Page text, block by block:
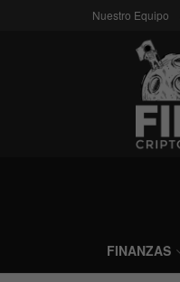
Nuestro Equipo
FINANZAS